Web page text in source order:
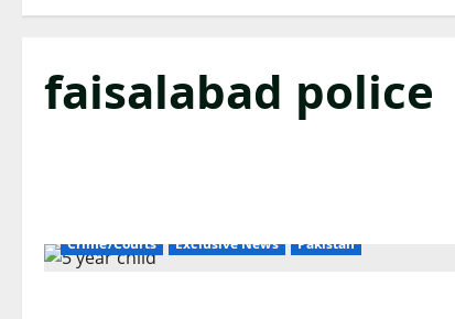
faisalabad police
Crime/Courts Exclusive News Pakistan